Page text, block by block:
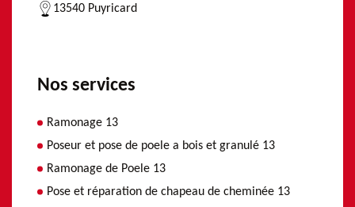
13540 Puyricard
Nos services
Ramonage 13
Poseur et pose de poele a bois et granulé 13
Ramonage de Poele 13
Pose et réparation de chapeau de cheminée 13